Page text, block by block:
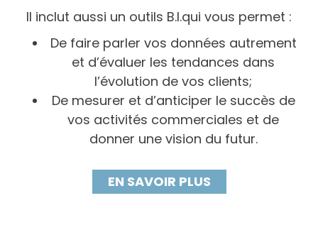
Il inclut aussi un outils B.I.qui vous permet :
De faire parler vos données autrement
et d’évaluer les tendances dans
l’évolution de vos clients;
De mesurer et d’anticiper le succès de
vos activités commerciales et de
donner une vision du futur.
EN SAVOIR PLUS